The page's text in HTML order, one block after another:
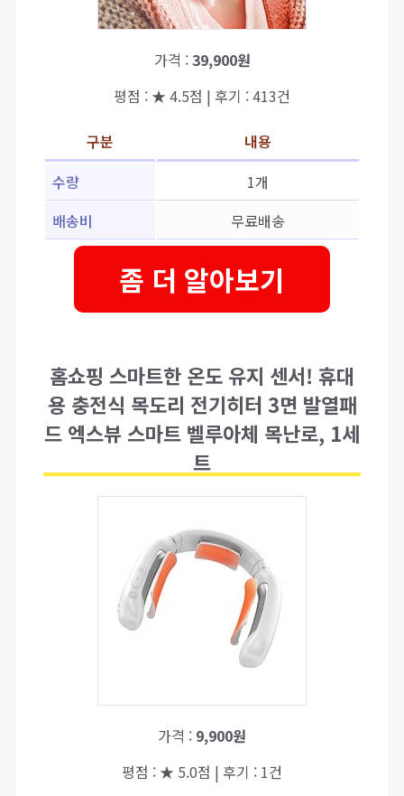
가격 :39,900원
평점 : ★ 4.5점 | 후기 : 413건
구분
내용
수량
1개
배송비
무료배송
좀 더 알아보기
홈쇼핑 스마트한 온도 유지 센서! 휴대
용 충전식 목도리 전기히터 3면 발열패
드 엑스뷰 스마트 벨루아체 목난로, 1세
트
가격 : 9,900원
평점 : ★ 5.0점 | 후기 : 1건